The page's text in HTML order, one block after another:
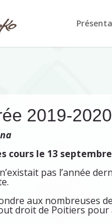
2019-
cours le 13 septembre
pas l’année
aux nombreuses
droit de Poitiers pour